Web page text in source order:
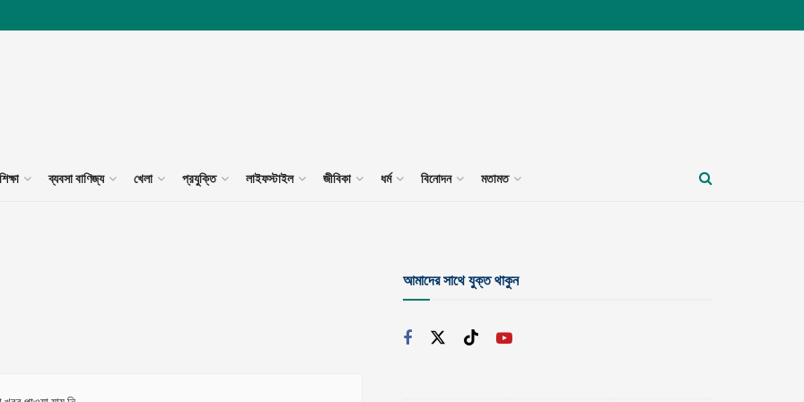
শিক্ষা ব্যবসা বাণিজ্য খেলা প্রযুক্তি লাইফস্টাইল জীবিকা ধর্ম বিনোদন মতামত
আমাদের সাথে যুক্ত থাকুন